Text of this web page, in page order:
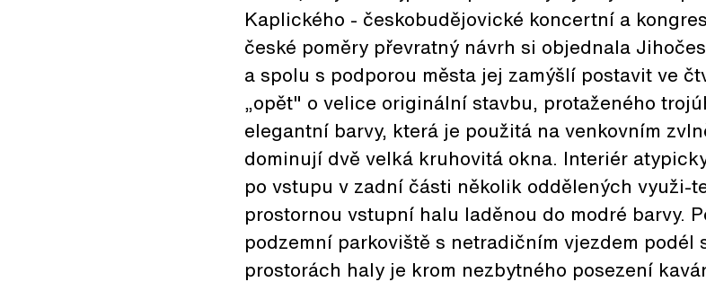
Kaplického - českobudějovické koncertní a
české poměry převratný návrh si objednala
a spolu s podporou města jej zamýšlí postavit ve
„opět" o velice originální stavbu, protaženého
elegantní barvy, která je použitá na venkovním
dominují dvě velká kruhovitá okna. Interiér
po vstupu v zadní části několik oddělených využi-
prostornou vstupní halu laděnou do modré barvy.
podzemní parkoviště s netradičním vjezdem podél
prostorách haly je krom nezbytného posezení